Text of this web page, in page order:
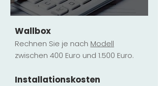
Wallbox
Rechnen Sie je nach Modell
zwischen 400 Euro und 1.500 Euro.
Installationskosten